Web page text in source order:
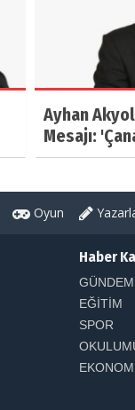
Ayhan
Mesajı:
Oyun
Haber
GÜNDEM
EĞİTİM
SPOR